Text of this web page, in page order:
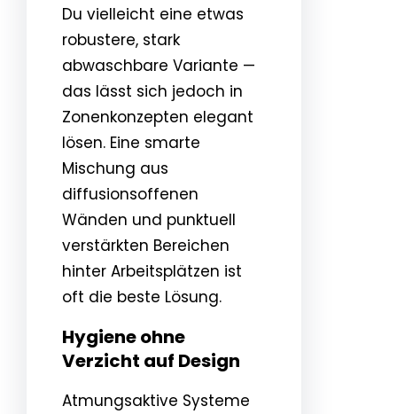
Du vielleicht eine etwas
robustere, stark
abwaschbare Variante —
das lässt sich jedoch in
Zonenkonzepten elegant
lösen. Eine smarte
Mischung aus
diffusionsoffenen
Wänden und punktuell
verstärkten Bereichen
hinter Arbeitsplätzen ist
oft die beste Lösung.
Hygiene ohne
Verzicht auf Design
Atmungsaktive Systeme